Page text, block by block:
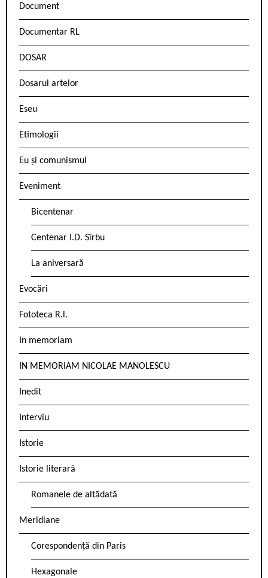
Document
Documentar RL
DOSAR
Dosarul artelor
Eseu
Etimologii
Eu și comunismul
Eveniment
Bicentenar
Centenar I.D. Sîrbu
La aniversară
Evocări
Fototeca R.l.
In memoriam
IN MEMORIAM NICOLAE MANOLESCU
Inedit
Interviu
Istorie
Istorie literară
Romanele de altădată
Meridiane
Corespondență din Paris
Hexagonale